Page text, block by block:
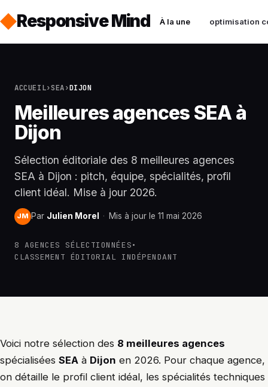
Responsive Mind À la une optimisation
ACCUEIL›SEA›DIJON
Meilleures agences SEA à
Dijon
Sélection éditoriale des 8 meilleures agences
SEA à Dijon : pitch, équipe, spécialités, profil
client idéal. Mise à jour 2026.
JM Par Julien Morel · Mis à jour le 11 mai 2026
8 AGENCES SÉLECTIONNÉES•
CLASSEMENT ÉDITORIAL INDÉPENDANT
Voici notre sélection des 8 meilleures agences
spécialisées SEA à Dijon en 2026. Pour chaque agence,
on détaille le profil client idéal, les spécialités techniques